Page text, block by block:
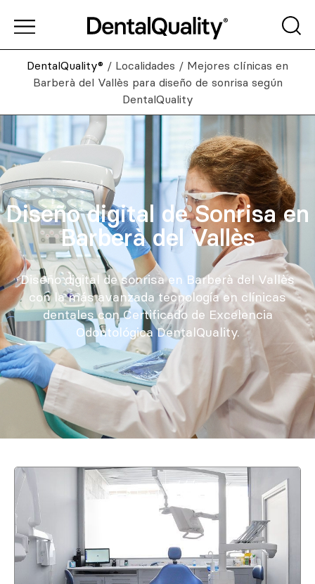
DentalQuality® / Localidades / Mejores clínicas en
Barberà del Vallès para diseño de sonrisa según
DentalQuality
Diseño digital de Sonrisa en
Barberà del Vallès
Diseño digital de sonrisa en Barberà del Vallès
con la más avanzada tecnología en clínicas
dentales con Certificado de Excelencia
Odontológica DentalQuality.